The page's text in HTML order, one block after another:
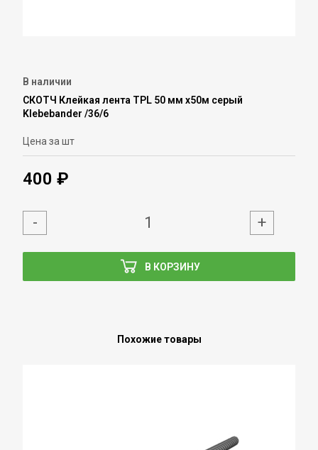
В наличии
СКОТЧ Клейкая лента TPL 50 мм х50м серый
Klebebander /36/6
Цена за шт
400 ₽
В КОРЗИНУ
- +
Похожие товары